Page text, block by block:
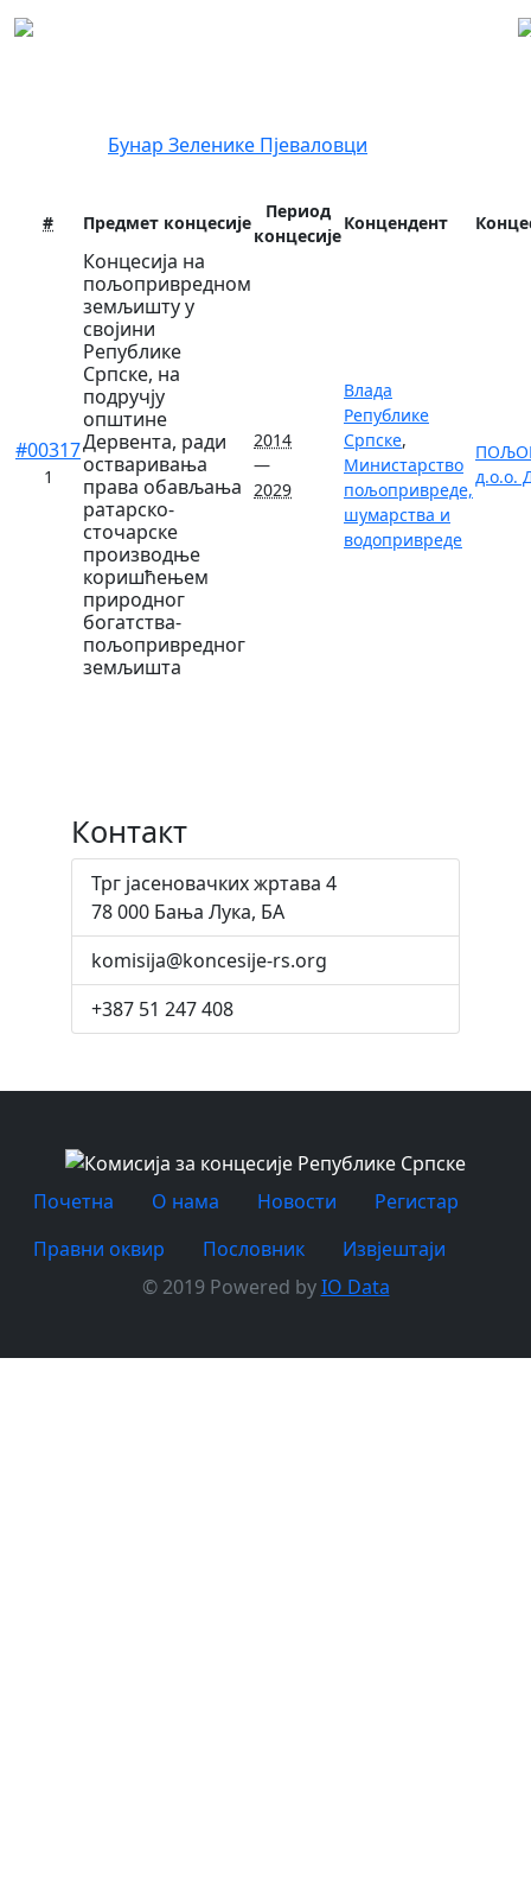
Бунар Зеленике Пјеваловци
# Предмет концесије
Период
концесије
Концендент
#00317
1
Концесија на
пољопривредном
земљишту у
својини
Републике
Српске, на
подручју
општине
Дервента, ради
остваривања
права обављања
ратарско-
сточарске
производње
коришћењем
природног
богатства-
пољопривредног
земљишта
2014
—
2029
Влада
Републике
Српске,
Министарство
пољопривреде,
шумарства и
водопривреде
д.о.о.
Контакт
Трг јасеновачких жртава 4
78 000 Бања Лука, БА
komisija@koncesije-rs.org
+387 51 247 408
Почетна O нама Новости
Регистар
Правни оквир
Пословник
Извјештаји
© 2019 Powered byIO Data